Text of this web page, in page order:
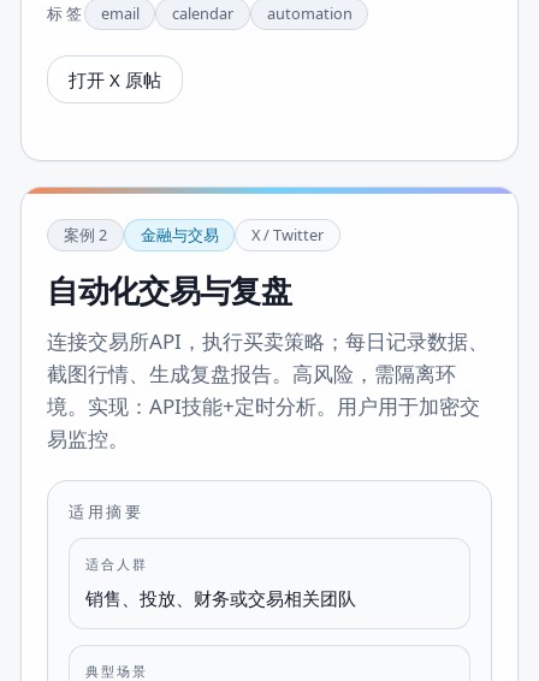
标签 email calendar automation
打开 X 原帖
案例 2 金融与交易 X / Twitter
自动化交易与复盘
连接交易所API，执行买卖策略；每日记录数据、
截图行情、生成复盘报告。高风险，需隔离环
境。实现：API技能+定时分析。用户用于加密交
易监控。
适用摘要
适合人群
销售、投放、财务或交易相关团队
典型场景